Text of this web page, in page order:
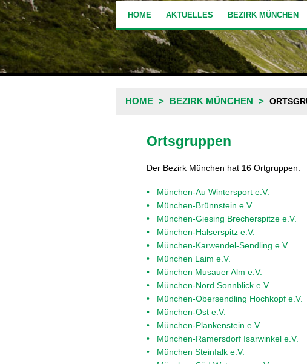
HOME AKTUELLES BEZIRK MÜNCHEN
HOME BEZIRK MÜNCHEN
Ortsgruppen
Der Bezirk München hat 16 Ortgruppen:
München-Au Wintersport e.V.
München-Brünnstein e.V.
München-Giesing Brecherspitze e.V.
München-Halserspitz e.V.
München-Karwendel-Sendling e.V.
München Laim e.V.
München Musauer Alm e.V.
München-Nord Sonnblick e.V.
München-Obersendling Hochkopf e.V.
München-Ost e.V.
München-Plankenstein e.V.
München-Ramersdorf Isarwinkel e.V.
München Steinfalk e.V.